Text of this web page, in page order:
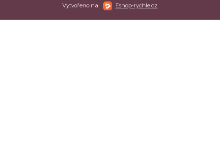
Vytvořeno na
Eshop-rychle.cz